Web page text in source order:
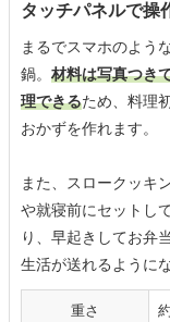
タッチパネルで操
まるでスマホのよう
鍋。 材料は写真つき
理できるため、料理
おかずを作れます。
また、スロークッキ
や就寝前にセットし
り、早起きしてお弁
生活が送れるように
重さ